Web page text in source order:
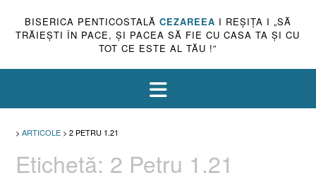
BISERICA PENTICOSTALĂ CEZAREEA I REŞIŢA I „SĂ
TRĂIEŞTI ÎN PACE, ŞI PACEA SĂ FIE CU CASA TA ŞI CU
TOT CE ESTE AL TĂU !”
> ARTICOLE > 2 PETRU 1.21
Etichetă: 2 Petru 1.21